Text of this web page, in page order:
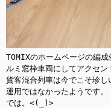
TOMIXのホームページの編
ルミ窓枠車両にしてアクセン
貨客混合列車は今でこそ珍
運用ではなかったようです。
では。<(_)>